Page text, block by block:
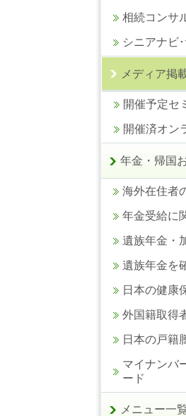
相続コンサ
シニアナビ
メディア掲
開催予定セ
開催済オン
年金・帰国
海外在住者
年金受給に
遺族年金・
遺族年金を
日本の健康
外国籍取得
日本の戸籍
マイナンバ
ード
メニュー一